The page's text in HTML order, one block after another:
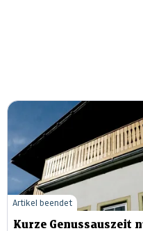
Kurze Genussauszeit
Artikel beendet